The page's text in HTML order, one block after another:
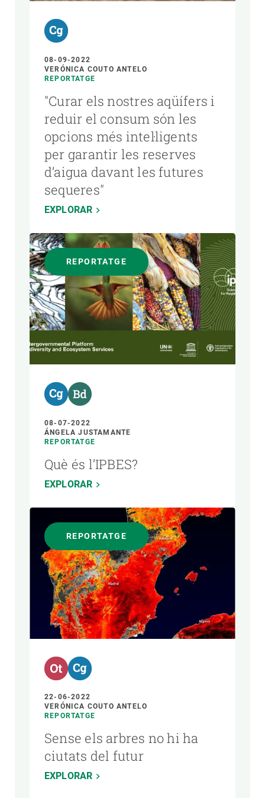
08-09-2022
VERÓNICA COUTO ANTELO
REPORTATGE
"Curar els nostres aqüífers i
reduir el consum són les
opcions més intel·ligents
per garantir les reserves
d’aigua davant les futures
sequeres"
EXPLORAR
REPORTATGE
08-07-2022
ÁNGELA JUSTAMANTE
REPORTATGE
Què és l’IPBES?
EXPLORAR
REPORTATGE
22-06-2022
VERÓNICA COUTO ANTELO
REPORTATGE
Sense els arbres no hi ha
ciutats del futur
EXPLORAR